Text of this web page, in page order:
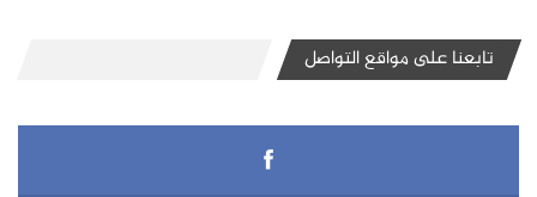
تابعنا على مواقع التواصل